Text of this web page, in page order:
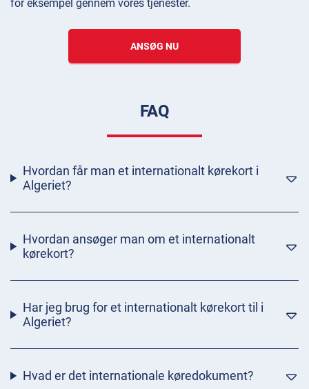
for eksempel gennem vores tjenester.
ANSØG NU
FAQ
Hvordan får man et internationalt kørekort i
Algeriet?
Hvordan ansøger man om et internationalt
kørekort?
Har jeg brug for et internationalt kørekort til i
Algeriet?
Hvad er det internationale køredokument?